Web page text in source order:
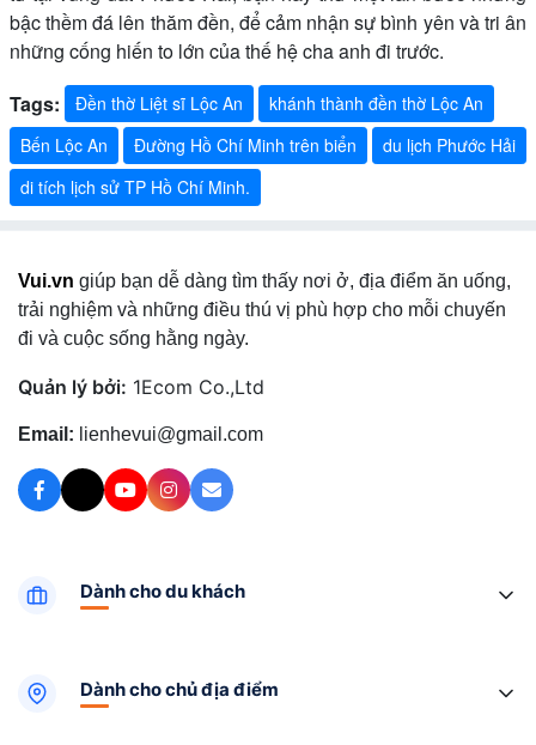
bậc thềm đá lên thăm đền, để cảm nhận sự bình yên và tri ân
những cống hiến to lớn của thế hệ cha anh đi trước.
Tags:
Đền thờ Liệt sĩ Lộc An
khánh thành đền thờ Lộc An
Bến Lộc An
Đường Hồ Chí Minh trên biển
du lịch Phước Hải
di tích lịch sử TP Hồ Chí Minh.
Vui.vn giúp bạn dễ dàng tìm thấy nơi ở, địa điểm ăn uống,
trải nghiệm và những điều thú vị phù hợp cho mỗi chuyến
đi và cuộc sống hằng ngày.
Quản lý bởi: 1Ecom Co.,Ltd
Email: lienhevui@gmail.com
Dành cho du khách
Dành cho chủ địa điểm